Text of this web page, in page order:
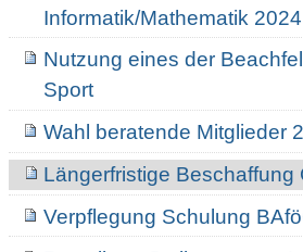
Informatik/Mathematik 2024
Nutzung eines der
Sport
Wahl beratende Mitglieder
Längerfristige Beschaffung
Verpflegung Schulung